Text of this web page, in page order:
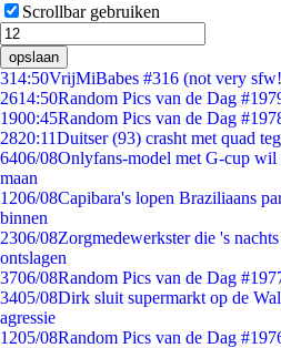
Scrollbar gebruiken
opslaan
314:50VrijMiBabes #316 (not very
2614:50Random Pics van de Dag
1900:45Random Pics van de Dag
2820:11Duitser (93) crasht met quad
6406/08Onlyfans-model met G-cup wil
maan
1206/08Capibara's lopen Braziliaans
binnen
2306/08Zorgmedewerkster die 's
ontslagen
3706/08Random Pics van de Dag
3405/08Dirk sluit supermarkt op de
agressie
1205/08Random Pics van de Dag